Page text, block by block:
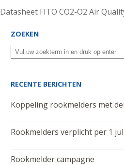
Datasheet FITO CO2-O2 Air
ZOEKEN
RECENTE BERICHTEN
Koppeling rookmelders met
Rookmelders verplicht per 1
Rookmelder campagne